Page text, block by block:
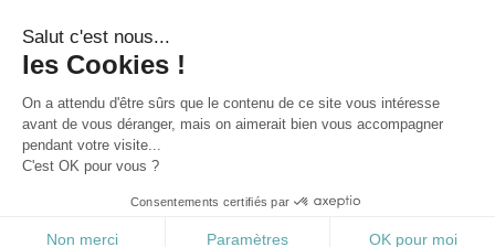
Hôtel Navarre
Hôtel Province de Navarre
Hôtel Pays Basque
Hôtel Biscaye
Qui sommes nous ?
0.191
Salut c'est nous...
les Cookies !
On a attendu d'être sûrs que le contenu de ce site vous intéresse
avant de vous déranger, mais on aimerait bien vous accompagner
pendant votre visite...
C'est OK pour vous ?
Consentements certifiés par
Non merci Paramètres OK pour moi